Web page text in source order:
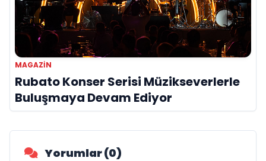
MAGAZIN
Rubato Konser Serisi Müzikseverlerle
Buluşmaya Devam Ediyor
Yorumlar (0)